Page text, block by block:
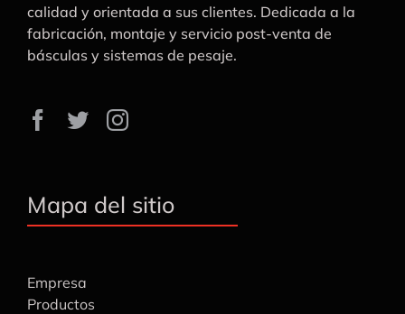
calidad y orientada a sus clientes. Dedicada a la
fabricación, montaje y servicio post-venta de
básculas y sistemas de pesaje.
Mapa del sitio
Empresa
Productos